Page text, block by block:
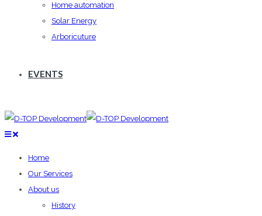
Home automation
Solar Energy
Arboricuture
EVENTS
Home
Our Services
About us
History